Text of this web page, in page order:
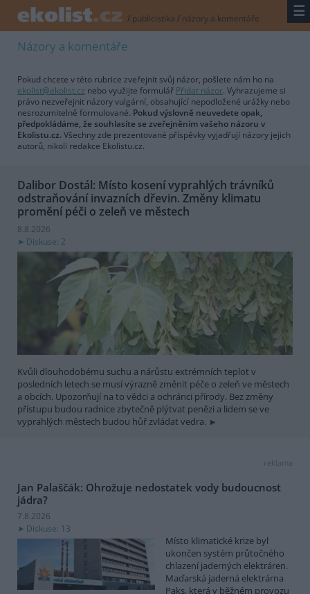
/ publicistika / názory a komentáře ☰
Názory a komentáře
Pokud chcete v této rubrice zveřejnit svůj názor, pošlete nám ho na
ekolist@ekolist.cz nebo využijte formulář Přidat názor. Vyhrazujeme si
právo nezveřejnit názory vulgární, obsahující nepodložené urážky nebo
nesrozumitelně formulované. Pokud výslovně neuvedete opak,
předpokládáme, že souhlasíte se zveřejněním vašeho názoru v
Ekolistu.cz. Všechny zde prezentované příspěvky vyjadřují názory jejich
autorů, nikoli redakce Ekolistu.cz.
Dalibor Dostál: Místo kosení vyprahlých trávníků
odstraňování invazních dřevin. Změny klimatu
promění péči o zeleň ve městech
8.8.2026
Diskuse: 2
Kvůli dlouhodobému suchu a nárůstu extrémních teplot v
posledních letech se musí výrazně změnit péče o zeleň ve městech
a obcích. Upozorňují na to vědci a ochránci přírody. Bez změny
přístupu budou radnice zbytečně plýtvat penězi a lidem se ve
vyprahlých městech budou hůř zvládat vedra.
reklama
Jan Palaščák: Ohrožuje nedostatek vody budoucnost
jádra?
7.8.2026
Diskuse: 13
Místo klimatické krize byl
ukončen systém průtočného
chlazení jaderných elektráren.
Maďarská jaderná elektrárna
Paks, která v běžném provozu